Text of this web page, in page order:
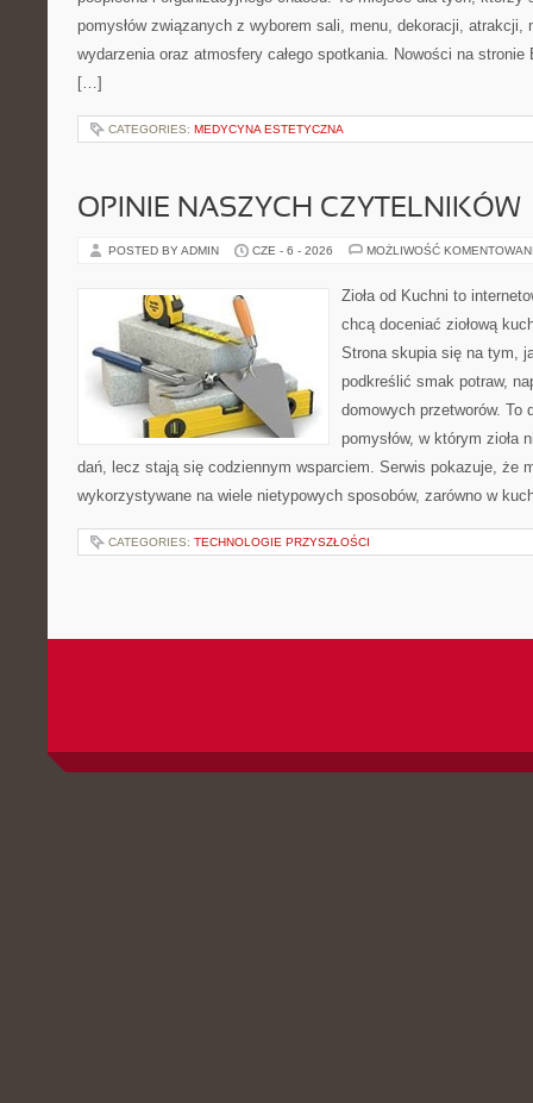
pomysłów związanych z wyborem sali, menu, dekoracji, atrakcji,
wydarzenia oraz atmosfery całego spotkania. Nowości na
[…]
CATEGORIES: MEDYCYNA ESTETYCZNA
OPINIE NASZYCH CZYTELNIKÓW
POSTED BY ADMIN CZE - 6 - 2026 MOŻLIWOŚĆ
Zioła od Kuchni to
chcą doceniać ziołową
Strona skupia się na tym,
podkreślić smak potraw,
domowych przetworów. To
pomysłów, w którym zioła
dań, lecz stają się codziennym wsparciem. Serwis pokazuje, że
wykorzystywane na wiele nietypowych sposobów, zarówno w
CATEGORIES: TECHNOLOGIE PRZYSZŁOŚCI